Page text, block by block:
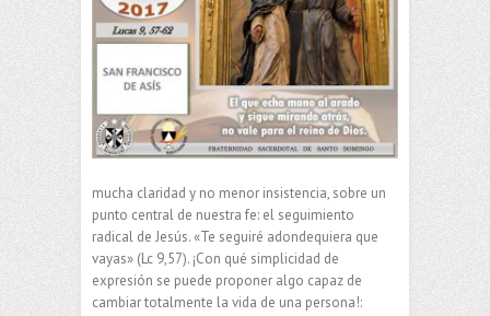
mucha claridad y no menor insistencia, sobre un
punto central de nuestra fe: el seguimiento
radical de Jesús. «Te seguiré adondequiera que
vayas» (Lc 9,57). ¡Con qué simplicidad de
expresión se puede proponer algo capaz de
cambiar totalmente la vida de una persona!: